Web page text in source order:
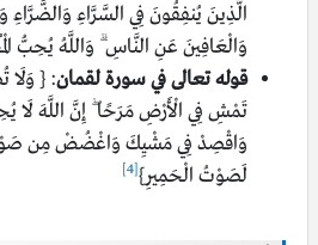
الَّذِينَ يُنفِقُونَ فِي السَّرَّاءِ وَالضَّرَّاءِ
وَالْعَافِينَ عَنِ النَّاسِ ۗ وَاللَّهُ يُحِبُّ
قوله تعالى في سورة لقمان: { وَلَا
تَمْشِ فِي الْأَرْضِ مَرَحًا ۖ إِنَّ اللَّهَ
وَاقْصِدْ فِي مَشْيِكَ وَاغْضُضْ مِن
لَصَوْتُ الْحَمِيرِ}[4]